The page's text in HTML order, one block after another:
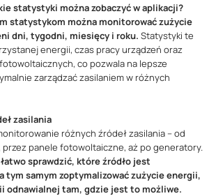
statystyki można zobaczyć w aplikacji?
statystykom można monitorować zużycie
dni, tygodni, miesięcy i roku. Statystyki te
energii, czas pracy urządzeń oraz
co pozwala na lepsze
zarządzać zasilaniem w różnych
zasilania
różnych źródeł zasilania – od
panele fotowoltaiczne, aż po generatory.
sprawdzić, które źródło jest
tym samym zoptymalizować zużycie energii,
odnawialnej tam, gdzie jest to możliwe​.